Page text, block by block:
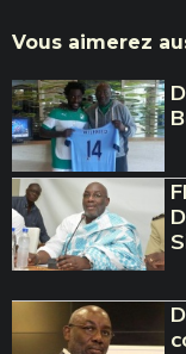
Vous aimerez